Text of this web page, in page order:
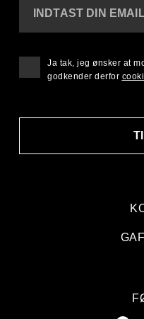
INDTAST DIN
Ja tak, jeg ønsker at
godkender derfor